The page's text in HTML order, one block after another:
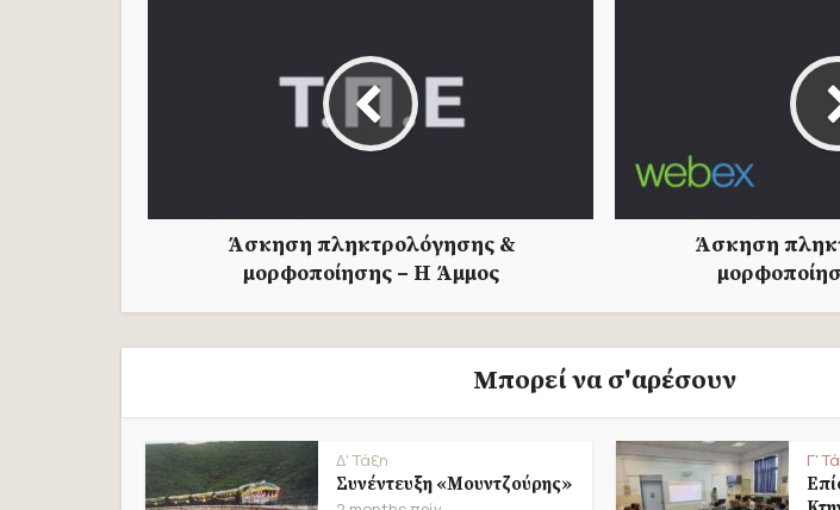
Άσκηση πληκτρολόγησης &
μορφοποίησης – Η Άμμος
Άσκηση
Μπορεί να σ'αρέσουν
Δ' Τάξη
Συνέντευξη «Μουντζούρης»
Γ'